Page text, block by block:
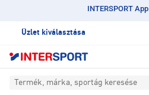
INTERSPORT
Üzlet kiválasztása
Termék, márka, sportág keresése